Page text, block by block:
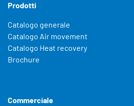
Prodotti
Catalogo generale
Catalogo Air movement
Catalogo Heat recovery
Brochure
Commerciale